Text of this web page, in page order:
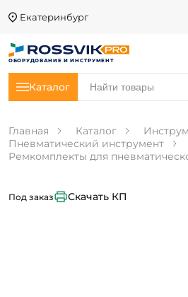
Екатеринбург
ОБОРУДОВАНИЕ И ИНСТРУМЕНТ
Каталог
Главная Каталог
Пневматический инструмент
Ремкомплекты для
Под заказ Скачать КП